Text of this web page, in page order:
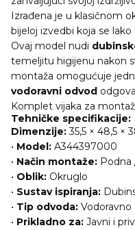
Izrađena je u klasičnom
bijeloj izvedbi koja se
Ovaj model nudi
temeljitu higijenu nakon
montaža omogućuje
vodoravni odvod
Komplet vijaka za
Tehničke specifikacije:
Dimenzije:35,5 × 48,5 ×
• Model: A344397000
• Način montaže: Podna
• Oblik: Okruglo
• Sustav ispiranja:
• Tip odvoda: Vodoravno
• Prikladno za: Javni i